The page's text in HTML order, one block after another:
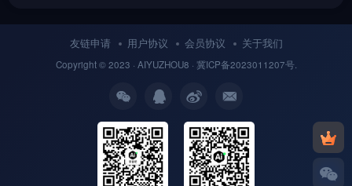
友链申请 用户协议 会员协议 关于我们
Copyright © 2023 · AIYUZHOU8 · 冀ICP备2023011207号.